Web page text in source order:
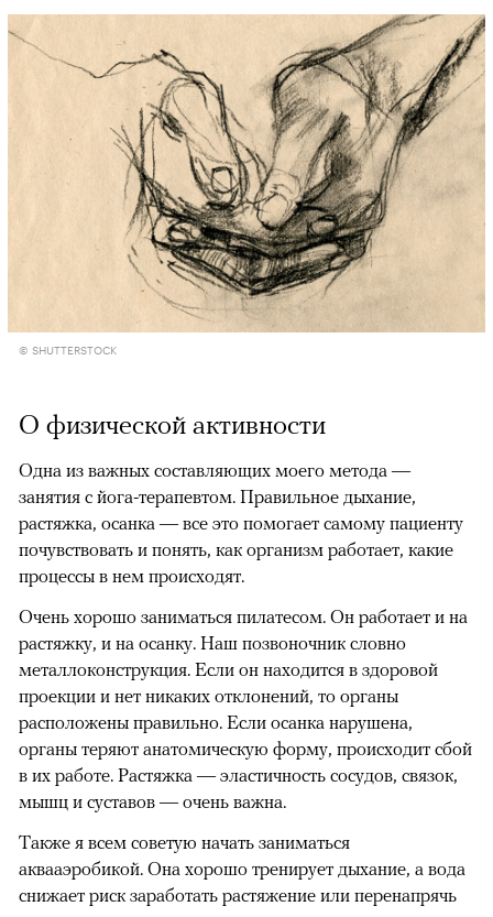
© SHUTTERSTOCK
О физической активности
Одна из важных составляющих моего метода —
занятия с йога-терапевтом. Правильное дыхание,
растяжка, осанка — все это помогает самому пациенту
почувствовать и понять, как организм работает, какие
процессы в нем происходят.
Очень хорошо заниматься пилатесом. Он работает и на
растяжку, и на осанку. Наш позвоночник словно
металлоконструкция. Если он находится в здоровой
проекции и нет никаких отклонений, то органы
расположены правильно. Если осанка нарушена,
органы теряют анатомическую форму, происходит сбой
в их работе. Растяжка — эластичность сосудов, связок,
мышц и суставов — очень важна.
Также я всем советую начать заниматься
аквааэробикой. Она хорошо тренирует дыхание, а вода
снижает риск заработать растяжение или перенапрячь